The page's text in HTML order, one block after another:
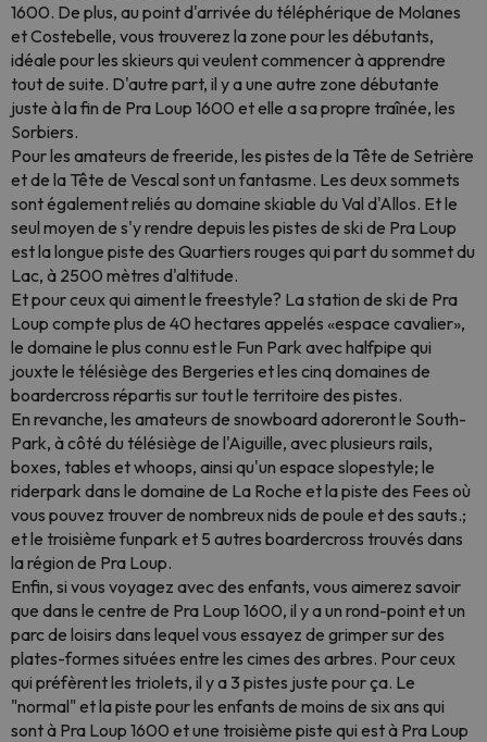
1600. De plus, au point d'arrivée du téléphérique de Molanes
et Costebelle, vous trouverez la zone pour les débutants,
idéale pour les skieurs qui veulent commencer à apprendre
tout de suite. D'autre part, il y a une autre zone débutante
juste à la fin de Pra Loup 1600 et elle a sa propre traînée, les
Sorbiers.
Pour les amateurs de freeride, les pistes de la Tête de Setrière
et de la Tête de Vescal sont un fantasme. Les deux sommets
sont également reliés au domaine skiable du Val d'Allos. Et le
seul moyen de s'y rendre depuis les pistes de ski de Pra Loup
est la longue piste des Quartiers rouges qui part du sommet du
Lac, à 2500 mètres d'altitude.
Et pour ceux qui aiment le freestyle? La station de ski de Pra
Loup compte plus de 40 hectares appelés «espace cavalier»,
le domaine le plus connu est le Fun Park avec halfpipe qui
jouxte le télésiège des Bergeries et les cinq domaines de
boardercross répartis sur tout le territoire des pistes.
En revanche, les amateurs de snowboard adoreront le South-
Park, à côté du télésiège de l'Aiguille, avec plusieurs rails,
boxes, tables et whoops, ainsi qu'un espace slopestyle; le
riderpark dans le domaine de La Roche et la piste des Fees où
vous pouvez trouver de nombreux nids de poule et des sauts.;
et le troisième funpark et 5 autres boardercross trouvés dans
la région de Pra Loup.
Enfin, si vous voyagez avec des enfants, vous aimerez savoir
que dans le centre de Pra Loup 1600, il y a un rond-point et un
parc de loisirs dans lequel vous essayez de grimper sur des
plates-formes situées entre les cimes des arbres. Pour ceux
qui préfèrent les triolets, il y a 3 pistes juste pour ça. Le
"normal" et la piste pour les enfants de moins de six ans qui
sont à Pra Loup 1600 et une troisième piste qui est à Pra Loup